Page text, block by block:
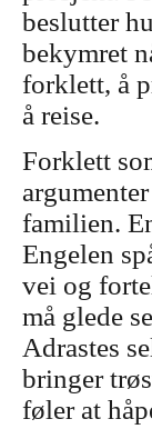
beslutter
bekymret
forklett, å
å reise.
Forklett
familien.
Engelen
vei og
må glede
Adrastes
bringer
føler at